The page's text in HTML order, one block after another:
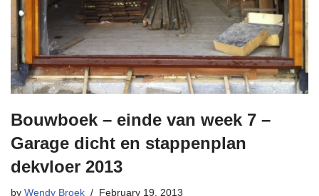
Bouwboek – einde van week 7 –
Garage dicht en stappenplan
dekvloer 2013
by Wendy Broek February 19, 2013